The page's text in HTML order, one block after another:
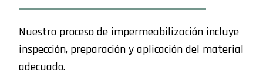
Nuestro proceso de impermeabilización incluye
inspección, preparación y aplicación del material
adecuado.